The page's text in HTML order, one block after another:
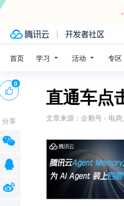
首页 学习 活动 专区
直通车点
文章来源： 企鹅号 - 电
0
分享